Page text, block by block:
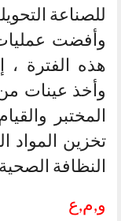
للصناعة
وأفضت
وأخذ عينات من
تخزين المواد
النظافة
و,م,ع